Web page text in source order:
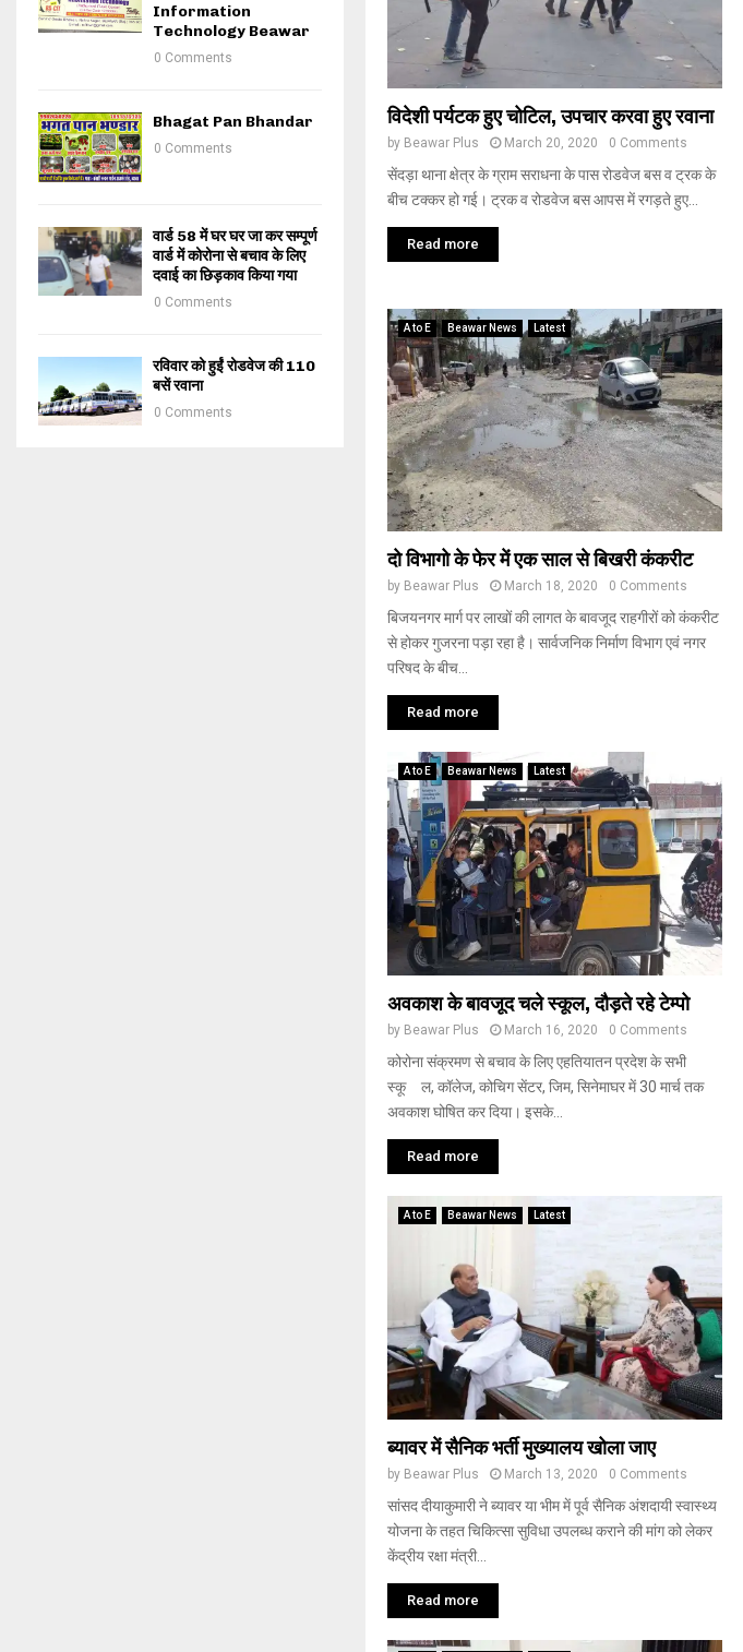
विदेशी पर्यटक हुए चोटिल, उपचार करवा हुए रवाना
by Beawar Plus March 20, 2020 0 Comments
सेंदड़ा थाना क्षेत्र के ग्राम सराधना के पास रोडवेज बस व ट्रक के
बीच टक्कर हो गई। ट्रक व रोडवेज बस आपस में रगड़ते हुए...
Read more
A to E Beawar News Latest
दो विभागो के फेर में एक साल से बिखरी कंकरीट
by Beawar Plus March 18, 2020 0 Comments
बिजयनगर मार्ग पर लाखों की लागत के बावजूद राहगीरों को कंकरीट
से होकर गुजरना पड़ा रहा है। सार्वजनिक निर्माण विभाग एवं नगर
परिषद के बीच...
Read more
A to E Beawar News Latest
अवकाश के बावजूद चले स्कूल, दौड़ते रहे टेम्पो
by Beawar Plus March 16, 2020 0 Comments
कोरोना संक्रमण से बचाव के लिए एहतियातन प्रदेश के सभी
स्कू ल, कॉलेज, कोचिग सेंटर, जिम, सिनेमाघर में 30 मार्च तक
अवकाश घोषित कर दिया। इसके...
Read more
A to E Beawar News Latest
ब्यावर में सैनिक भर्ती मुख्यालय खोला जाए
by Beawar Plus March 13, 2020 0 Comments
सांसद दीयाकुमारी ने ब्यावर या भीम में पूर्व सैनिक अंशदायी स्वास्थ्य
योजना के तहत चिकित्सा सुविधा उपलब्ध कराने की मांग को लेकर
केंद्रीय रक्षा मंत्री...
Read more
Information
Technology Beawar
0 Comments
Bhagat Pan Bhandar
0 Comments
वार्ड 58 में घर घर जा कर सम्पूर्ण
वार्ड में कोरोना से बचाव के लिए
दवाई का छिड़काव किया गया
0 Comments
रविवार को हुईं रोडवेज की 110
बसें रवाना
0 Comments